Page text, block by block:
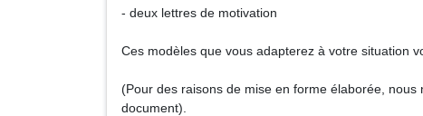
- deux lettres de motivation
Ces modèles que vous adapterez à votre situation
(Pour des raisons de mise en forme élaborée,
document).